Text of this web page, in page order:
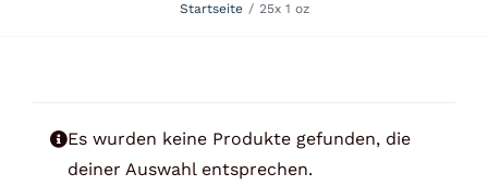
Startseite 25x 1 oz
Es wurden keine Produkte gefunden, die
deiner Auswahl entsprechen.